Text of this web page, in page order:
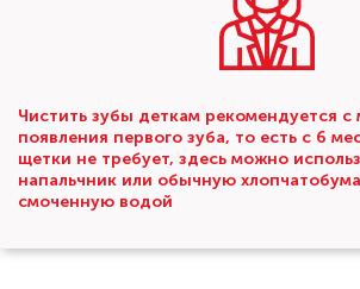
Чистить зубы деткам рекомендуется с
появления первого зуба, то есть с 6
щетки не требует, здесь можно
напальчник или обычную
смоченную водой